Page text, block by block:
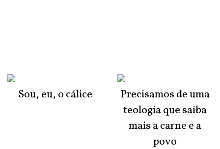
Sou, eu, o cálice
Precisamos de uma
teologia que saiba
mais a carne e a
povo